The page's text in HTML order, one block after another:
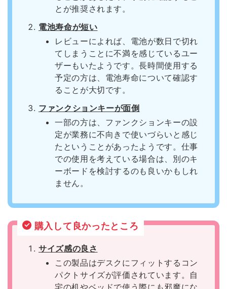
とが推奨されます。
電池寿命が短い
レビューによれば、電池が数日で切れ
てしまうことに不満を感じているユー
ザーもいたようです。長時間使用する
予定の方は、電池寿命について確認す
ることが大切です。
ファンクションキーが面倒
一部の方は、ファンクションキーの設
定が業務に不向きで使いづらいと感じ
たということがあったようです。仕事
での使用を考えている場合は、別のキ
ーボードを検討するのも良いかもしれ
ません。
購入して良かったところ
サイズ感の良さ
この製品はデスクにフィットするコン
パクトサイズが評価されています。自